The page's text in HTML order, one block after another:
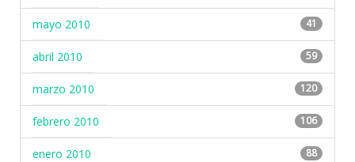
mayo 2010 41
abril 2010 59
marzo 2010 120
febrero 2010 106
enero 2010 88